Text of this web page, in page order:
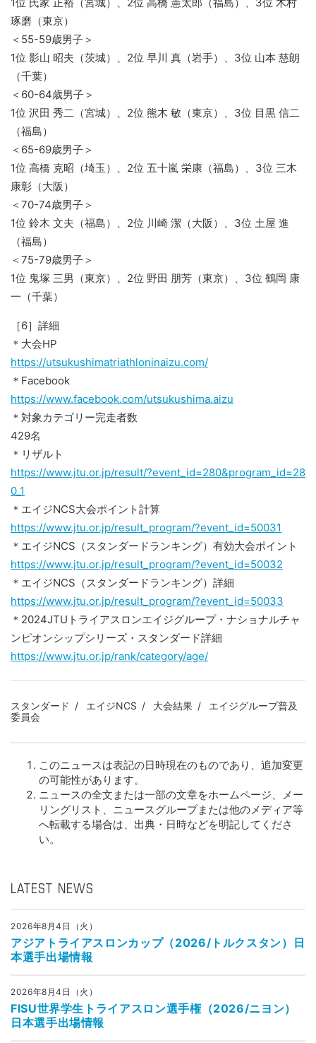
琢磨（東京）
＜55-59歳男子＞
1位 影山 昭夫（茨城）、2位 早川 真（岩手）、3位 山本 慈朗
（千葉）
＜60-64歳男子＞
1位 沢田 秀二（宮城）、2位 熊木 敏（東京）、3位 目黒 信二
（福島）
＜65-69歳男子＞
1位 高橋 克昭（埼玉）、2位 五十嵐 栄康（福島）、3位 三木
康彰（大阪）
＜70-74歳男子＞
1位 鈴木 文夫（福島）、2位 川崎 潔（大阪）、3位 土屋 進
（福島）
＜75-79歳男子＞
1位 鬼塚 三男（東京）、2位 野田 朋芳（東京）、3位 鶴岡 康
一（千葉）
［6］詳細
＊大会HP
https://utsukushimatriathloninaizu.com/
＊Facebook
https://www.facebook.com/utsukushima.aizu
＊対象カテゴリー完走者数
429名
＊リザルト
https://www.jtu.or.jp/result/?event_id=280&program_id=28
0_1
＊エイジNCS大会ポイント計算
https://www.jtu.or.jp/result_program/?event_id=50031
＊エイジNCS（スタンダードランキング）有効大会ポイント
https://www.jtu.or.jp/result_program/?event_id=50032
＊エイジNCS（スタンダードランキング）詳細
https://www.jtu.or.jp/result_program/?event_id=50033
＊2024JTUトライアスロンエイジグループ・ナショナルチャ
ンピオンシップシリーズ・スタンダード詳細
https://www.jtu.or.jp/rank/category/age/
スタンダード エイジNCS 大会結果
エイジグループ普及
委員会
このニュースは表記の日時現在のものであり、追加変更
の可能性があります。
ニュースの全文または一部の文章をホームページ、メー
リングリスト、ニュースグループまたは他のメディア等
へ転載する場合は、出典・日時などを明記してくださ
い。
LATEST NEWS
2026年8月4日（火）
アジアトライアスロンカップ（2026/トルクスタン）日
本選手出場情報
2026年8月4日（火）
FISU世界学生トライアスロン選手権（2026/ニヨン）
日本選手出場情報